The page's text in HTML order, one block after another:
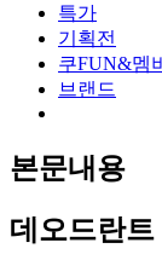
특가
기획전
쿠FUN&멤
브랜드
본문내용
데오드란트